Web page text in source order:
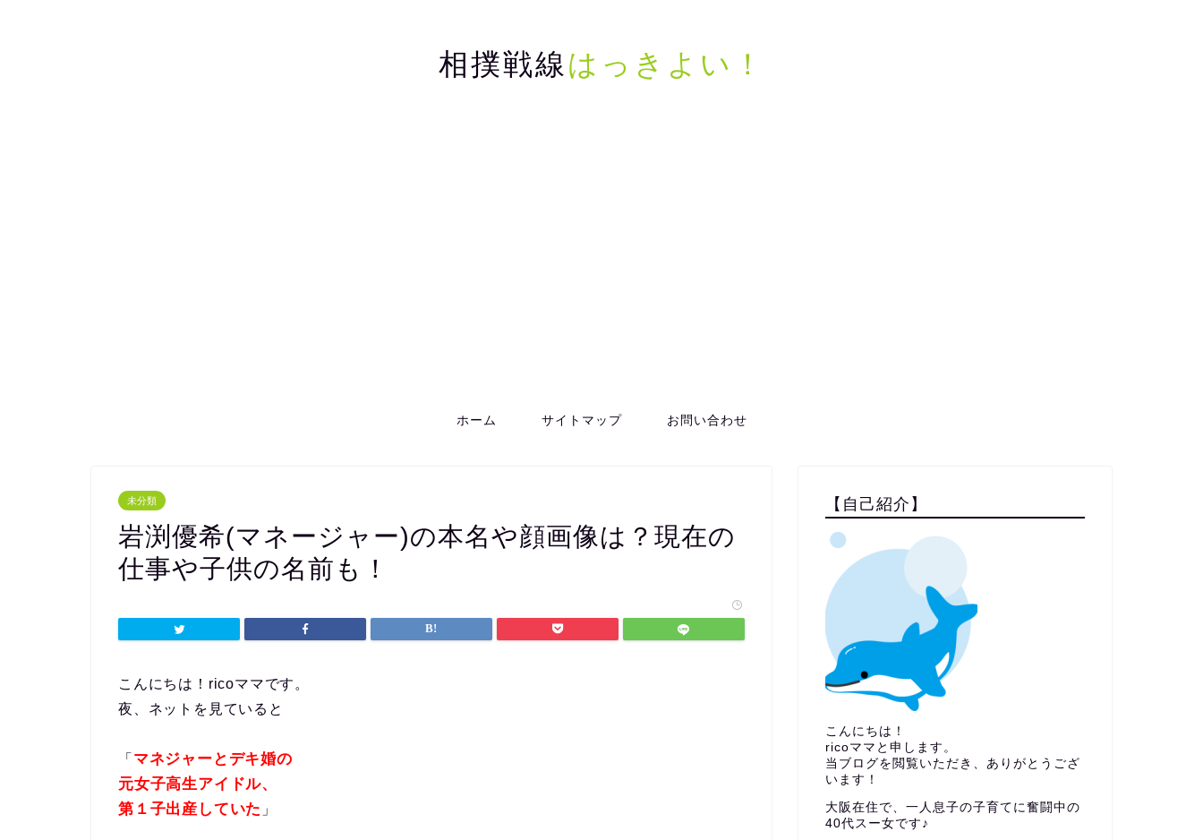
相撲戦線はっきよい！
ホーム サイトマップ お問い合わせ
未分類
岩渕優希(マネージャー)の本名や顔画像は？現在の
仕事や子供の名前も！
こんにちは！ricoママです。
夜、ネットを見ていると
「 マネジャーとデキ婚の
元女子高生アイドル、
第１子出産していた 」
【自己紹介】
こんにちは！
ricoママと申します。
当ブログを閲覧いただき、ありがとうござ
います！
大阪在住で、一人息子の子育てに奮闘中の
40代スー女です♪